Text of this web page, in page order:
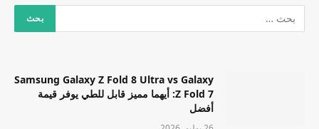
Samsung Galaxy Z Fold 8 Ultra vs Galaxy
Z Fold 7: أيهما مميز قابل للطي يوفر قيمة
أفضل